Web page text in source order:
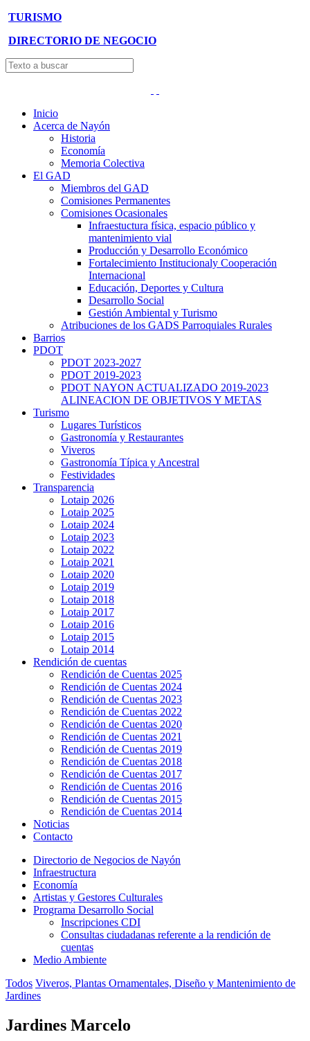
TURISMO
DIRECTORIO DE NEGOCIO
Inicio
Acerca de Nayón
Historia
Economía
Memoria Colectiva
El GAD
Miembros del GAD
Comisiones Permanentes
Comisiones Ocasionales
Infraestuctura física, espacio público y
mantenimiento vial
Producción y Desarrollo Económico
Fortalecimiento Institucionaly Cooperación
Internacional
Educación, Deportes y Cultura
Desarrollo Social
Gestión Ambiental y Turismo
Atribuciones de los GADS Parroquiales Rurales
Barrios
PDOT
PDOT 2023-2027
PDOT 2019-2023
PDOT NAYON ACTUALIZADO 2019-2023
ALINEACION DE OBJETIVOS Y METAS
Turismo
Lugares Turísticos
Gastronomía y Restaurantes
Viveros
Gastronomía Típica y Ancestral
Festividades
Transparencia
Lotaip 2026
Lotaip 2025
Lotaip 2024
Lotaip 2023
Lotaip 2022
Lotaip 2021
Lotaip 2020
Lotaip 2019
Lotaip 2018
Lotaip 2017
Lotaip 2016
Lotaip 2015
Lotaip 2014
Rendición de cuentas
Rendición de Cuentas 2025
Rendición de Cuentas 2024
Rendición de Cuentas 2023
Rendición de Cuentas 2022
Rendición de Cuentas 2020
Rendición de Cuentas 2021
Rendición de Cuentas 2019
Rendición de Cuentas 2018
Rendición de Cuentas 2017
Rendición de Cuentas 2016
Rendición de Cuentas 2015
Rendición de Cuentas 2014
Noticias
Contacto
Directorio de Negocios de Nayón
Infraestructura
Economía
Artistas y Gestores Culturales
Programa Desarrollo Social
Inscripciones CDI
Consultas ciudadanas referente a la rendición de
cuentas
Medio Ambiente
Todos Viveros, Plantas Ornamentales, Diseño y Mantenimiento de
Jardines
Jardines Marcelo